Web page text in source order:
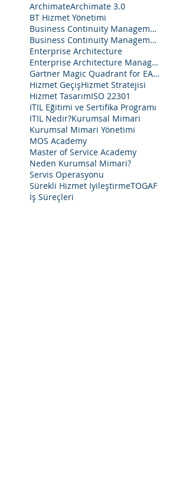
ArchimateArchimate 3.0
BT Hizmet Yönetimi
Business Continuity Management
Business Continuity Management System
Enterprise Architecture
Enterprise Architecture Management
Gartner Magic Quadrant for EA Tools 2020
Hizmet GeçişHizmet Stratejisi
Hizmet TasarımISO 22301
ITIL Eğitimi ve Sertifika Programı
ITIL Nedir?Kurumsal Mimari
Kurumsal Mimari Yönetimi
MOS Academy
Master of Service Academy
Neden Kurumsal Mimari?
Servis Operasyonu
Sürekli Hizmet İyileştirmeTOGAF
İş Süreçleri